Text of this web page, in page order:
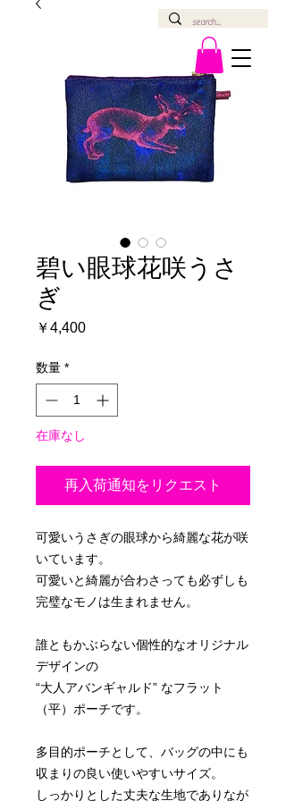
碧い眼球花咲うさ
ぎ
￥4,400価
数量 *
在庫なし
再入荷通知をリクエスト
可愛いうさぎの眼球から綺麗な花が咲
いています。
可愛いと綺麗が合わさっても必ずしも
完璧なモノは生まれません。
誰ともかぶらない個性的なオリジナル
デザインの
“大人アバンギャルド” なフラット
（平）ポーチです。
多目的ポーチとして、バッグの中にも
収まりの良い使いやすいサイズ。
しっかりとした丈夫な生地でありなが